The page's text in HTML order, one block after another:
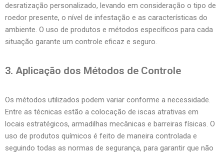
desratização personalizado, levando em consideração o tipo de
roedor presente, o nível de infestação e as características do
ambiente. O uso de produtos e métodos específicos para cada
situação garante um controle eficaz e seguro.
3. Aplicação dos Métodos de Controle
Os métodos utilizados podem variar conforme a necessidade.
Entre as técnicas estão a colocação de iscas atrativas em
locais estratégicos, armadilhas mecânicas e barreiras físicas. O
uso de produtos químicos é feito de maneira controlada e
seguindo todas as normas de segurança, para garantir que não